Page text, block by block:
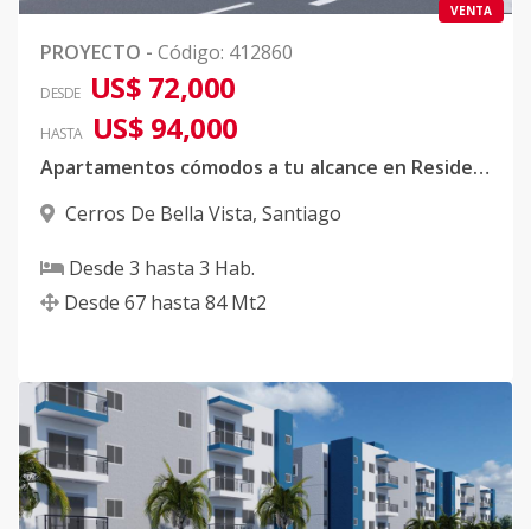
VENTA
PROYECTO - Código: 412860
DESDE US$ 72,000
HASTA US$ 94,000
Apartamentos cómodos a tu alcance en Residencial Serenity III
Cerros De Bella Vista, Santiago
Desde 3 hasta 3 Hab.
Desde 67 hasta 84 Mt2